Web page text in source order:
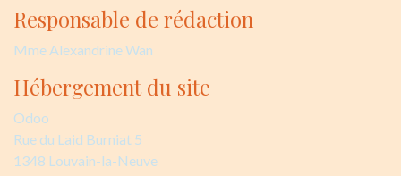
Responsable de rédaction
Mme Alexandrine Wan
Hébergement du site
Odoo
Rue du Laid Burniat 5
1348 Louvain-la-Neuve